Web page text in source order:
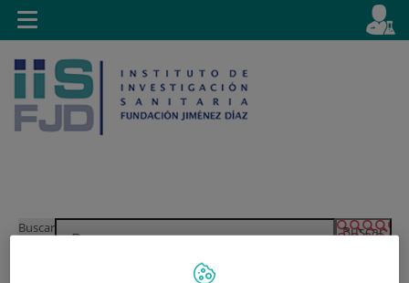
Saltar al contenido
Saltar
Selector
activo
es
Buscar
Toggle
navigation